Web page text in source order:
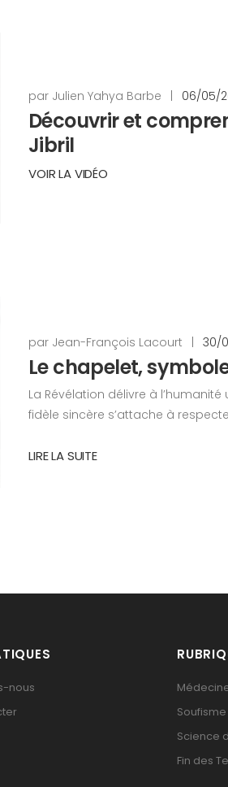
par Julien Yahya Barbe | 06/05/
Découvrir et
Jibril
VOIR LA VIDÉO
par Jean-François Lacourt | 30/
Le chapelet,
La Révélation délivre à
fidèle sincère s’attache à
LIRE LA SUITE
nous
Soufisme
Science
Fin des